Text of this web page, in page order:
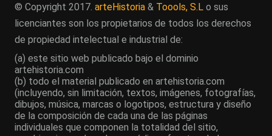
© Copyright 2017. arteHistoria & Toools, S.L o sus
licenciantes son los propietarios de todos los derechos
de propiedad intelectual e industrial de:
(a) este sitio web publicado bajo el dominio
artehistoria.com
(b) todo el material publicado en artehistoria.com
(incluyendo, sin limitación, textos, imágenes, fotografías,
dibujos, música, marcas o logotipos, estructura y diseño
de la composición de cada una de las páginas
individuales que componen la totalidad del sitio,